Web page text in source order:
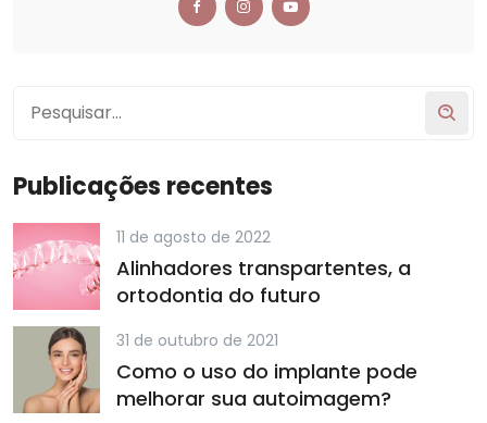
Publicações recentes
11 de agosto de 2022
Alinhadores transpartentes, a
ortodontia do futuro
31 de outubro de 2021
Como o uso do implante pode
melhorar sua autoimagem?